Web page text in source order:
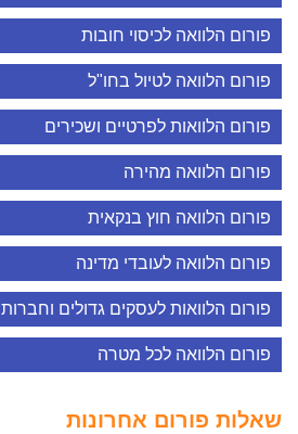
פורום הלוואה לכיסוי חובות
פורום הלוואה לטיול בחו"ל
פורום הלוואות לפרטיים ושכירים
פורום הלוואה מהירה
פורום הלוואה חוץ בנקאית
פורום הלוואה לעובדי מדינה
פורום הלוואות לעסקים גדולים וחברות
פורום הלוואה לכל מטרה
שאלות פורום אחרונות